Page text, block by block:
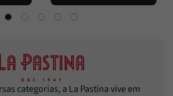
categorias, a La Pastina vive em